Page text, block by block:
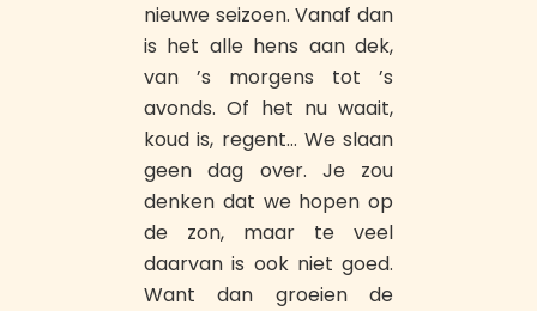
nieuwe seizoen. Vanaf dan
is het alle hens aan dek,
van ’s morgens tot ’s
avonds. Of het nu waait,
koud is, regent… We slaan
geen dag over. Je zou
denken dat we hopen op
de zon, maar te veel
daarvan is ook niet goed.
Want dan groeien de